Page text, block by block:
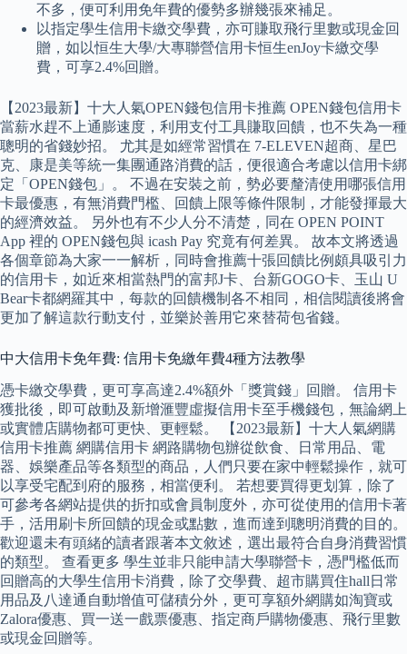
不多，便可利用免年費的優勢多辦幾張來補足。
以指定學生信用卡繳交學費，亦可賺取飛行里數或現金回
贈，如以恒生大學/大專聯營信用卡恒生enJoy卡繳交學
費，可享2.4%回贈。
【2023最新】十大人氣OPEN錢包信用卡推薦 OPEN錢包信用卡
當薪水趕不上通膨速度，利用支付工具賺取回饋，也不失為一種
聰明的省錢妙招。 尤其是如經常習慣在 7-ELEVEN超商、星巴
克、康是美等統一集團通路消費的話，便很適合考慮以信用卡綁
定「OPEN錢包」。 不過在安裝之前，勢必要釐清使用哪張信用
卡最優惠，有無消費門檻、回饋上限等條件限制，才能發揮最大
的經濟效益。 另外也有不少人分不清楚，同在 OPEN POINT
App 裡的 OPEN錢包與 icash Pay 究竟有何差異。 故本文將透過
各個章節為大家一一解析，同時會推薦十張回饋比例頗具吸引力
的信用卡，如近來相當熱門的富邦J卡、台新GOGO卡、玉山 U
Bear卡都網羅其中，每款的回饋機制各不相同，相信閱讀後將會
更加了解這款行動支付，並樂於善用它來替荷包省錢。
中大信用卡免年費: 信用卡免繳年費4種方法教學
憑卡繳交學費，更可享高達2.4%額外「獎賞錢」回贈。 信用卡
獲批後，即可啟動及新增滙豐虛擬信用卡至手機錢包，無論網上
或實體店購物都可更快、更輕鬆。 【2023最新】十大人氣網購
信用卡推薦 網購信用卡 網路購物包辦從飲食、日常用品、電
器、娛樂產品等各類型的商品，人們只要在家中輕鬆操作，就可
以享受宅配到府的服務，相當便利。 若想要買得更划算，除了
可參考各網站提供的折扣或會員制度外，亦可從使用的信用卡著
手，活用刷卡所回饋的現金或點數，進而達到聰明消費的目的。
歡迎還未有頭緒的讀者跟著本文敘述，選出最符合自身消費習慣
的類型。 查看更多 學生並非只能申請大學聯營卡，憑門檻低而
回贈高的大學生信用卡消費，除了交學費、超市購買住hall日常
用品及八達通自動增值可儲積分外，更可享額外網購如淘寶或
Zalora優惠、買一送一戲票優惠、指定商戶購物優惠、飛行里數
或現金回贈等。